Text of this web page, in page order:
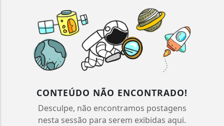
CONTEÚDO NÃO ENCONTRADO!
Desculpe, não encontramos postagens
nesta sessão para serem exibidas aqui.